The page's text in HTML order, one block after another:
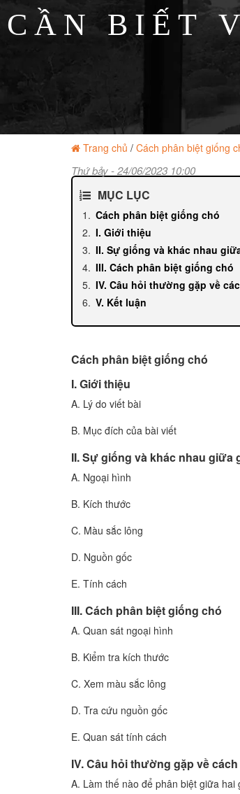
CẦN BIẾT
Trang chủ / Cách phân biệt giống
Thứ bảy - 24/06/2023 10:00
MỤC LỤC
Cách phân biệt giống chó
I. Giới thiệu
II. Sự giống và khác nhau
III. Cách phân biệt giống chó
IV. Câu hỏi thường gặp về
V. Kết luận
Cách phân biệt giống chó
I. Giới thiệu
A. Lý do viết bài
B. Mục đích của bài viết
II. Sự giống và khác nhau giữa
A. Ngoại hình
B. Kích thước
C. Màu sắc lông
D. Nguồn gốc
E. Tính cách
III. Cách phân biệt giống chó
A. Quan sát ngoại hình
B. Kiểm tra kích thước
C. Xem màu sắc lông
D. Tra cứu nguồn gốc
E. Quan sát tính cách
IV. Câu hỏi thường gặp về
A. Làm thế nào để phân biệt giữa hai